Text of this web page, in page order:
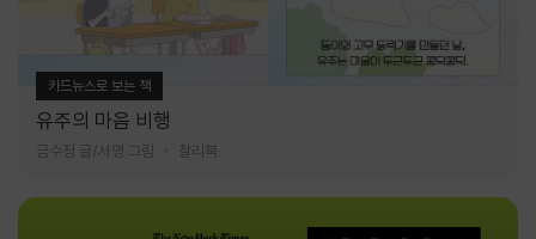
카드뉴스로 보는 책
유주의 마음 비행
금수정 글/서영 그림 찰리북